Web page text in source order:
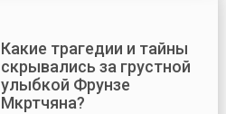
Какие трагедии и тайны
скрывались за грустной
улыбкой Фрунзе
Мкртчяна?